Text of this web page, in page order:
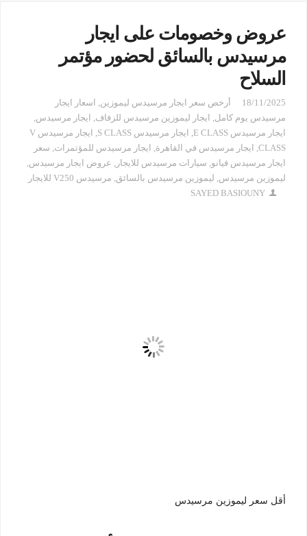
عروض وخصومات على ايجار
مرسيدس بالسائق لحضور مؤتمر
السلاح
18/11/2025 أرخص سعر ايجار مرسيدس ليموزين, اسعار ايجار
مرسيدس يوم كامل, ايجار ليموزين مرسيدس للزفاف, ايجار مرسيدس,
ايجار مرسيدس E CLASS
, ايجار مرسيدس S CLASS ,
ايجار مرسيدس V
CLASS
, ايجار مرسيدس في القاهرة, ايجار مرسيدس للمؤتمرات, سعر
ايجار مرسيدس فيانو, سيارات مرسيدس للايجار , عروض ايجار مرسيدس,
ليموزين مرسيدس, ليموزين مرسيدس بالسائق, مرسيدس V250 للايجار
SAYED BASIOUNY
أقل سعر ليموزين مرسيدس